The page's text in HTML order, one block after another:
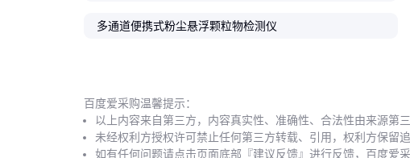
选择
多通道便携式粉尘悬浮颗粒物检测仪
百度爱采购温馨提示：
以上内容来自第三方，内容真实性、准确性、合法性由来源第
未经权利方授权许可禁止任何第三方转载、引用，权利方保留追
如有任何问题请点击页面底部『建议反馈』进行反馈，百度爱采